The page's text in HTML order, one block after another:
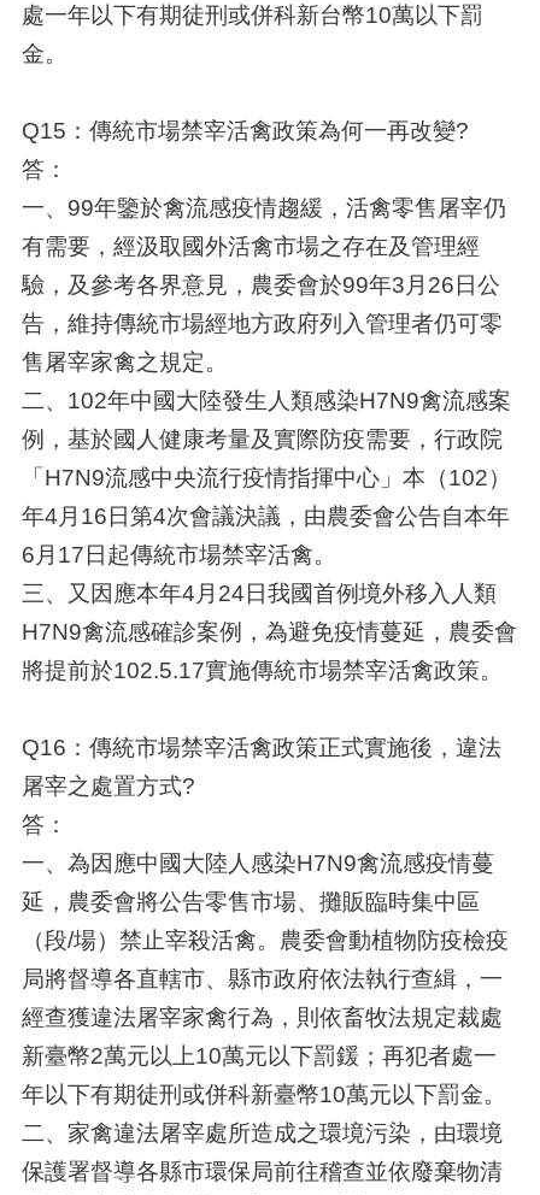
處一年以下有期徒刑或併科新台幣10萬以下罰
金。
Q15：傳統市場禁宰活禽政策為何一再改變?
答：
一、99年鑒於禽流感疫情趨緩，活禽零售屠宰仍
有需要，經汲取國外活禽市場之存在及管理經
驗，及參考各界意見，農委會於99年3月26日公
告，維持傳統市場經地方政府列入管理者仍可零
售屠宰家禽之規定。
二、102年中國大陸發生人類感染H7N9禽流感案
例，基於國人健康考量及實際防疫需要，行政院
「H7N9流感中央流行疫情指揮中心」本（102）
年4月16日第4次會議決議，由農委會公告自本年
6月17日起傳統市場禁宰活禽。
三、又因應本年4月24日我國首例境外移入人類
H7N9禽流感確診案例，為避免疫情蔓延，農委會
將提前於102.5.17實施傳統市場禁宰活禽政策。
Q16：傳統市場禁宰活禽政策正式實施後，違法
屠宰之處置方式?
答：
一、為因應中國大陸人感染H7N9禽流感疫情蔓
延，農委會將公告零售市場、攤販臨時集中區
（段/場）禁止宰殺活禽。農委會動植物防疫檢疫
局將督導各直轄市、縣市政府依法執行查緝，一
經查獲違法屠宰家禽行為，則依畜牧法規定裁處
新臺幣2萬元以上10萬元以下罰鍰；再犯者處一
年以下有期徒刑或併科新臺幣10萬元以下罰金。
二、家禽違法屠宰處所造成之環境污染，由環境
保護署督導各縣市環保局前往稽查並依廢棄物清